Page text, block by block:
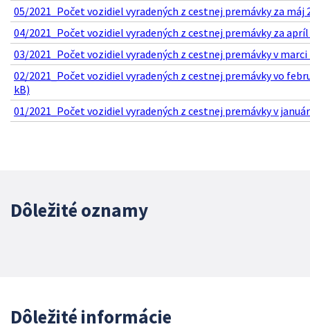
05/2021_Počet vozidiel vyradených z cestnej premávky za máj
04/2021_Počet vozidiel vyradených z cestnej premávky za apríl
03/2021_Počet vozidiel vyradených z cestnej premávky v marci
02/2021_Počet vozidiel vyradených z cestnej premávky vo
kB)
01/2021_Počet vozidiel vyradených z cestnej premávky v
Dôležité oznamy
Dôležité informácie